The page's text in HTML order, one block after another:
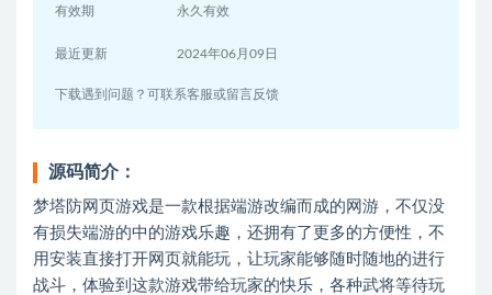
有效期 永久有效
最近更新 2024年06月09日
下载遇到问题？可联系客服或留言反馈
源码简介：
梦塔防网页游戏是一款根据端游改编而成的网游，不仅没
有损失端游的中的游戏乐趣，还拥有了更多的方便性，不
用安装直接打开网页就能玩，让玩家能够随时随地的进行
战斗，体验到这款游戏带给玩家的快乐，各种武将等待玩